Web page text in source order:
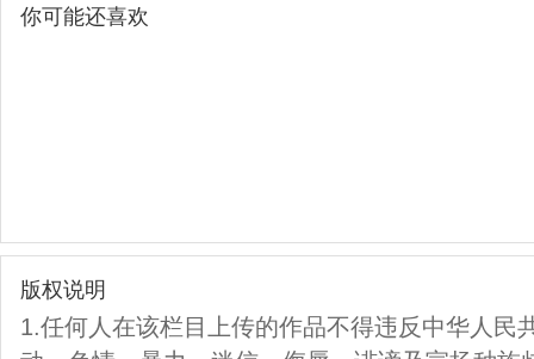
你可能还喜欢
版权说明
1.任何人在该栏目上传的作品不得违反中华人民